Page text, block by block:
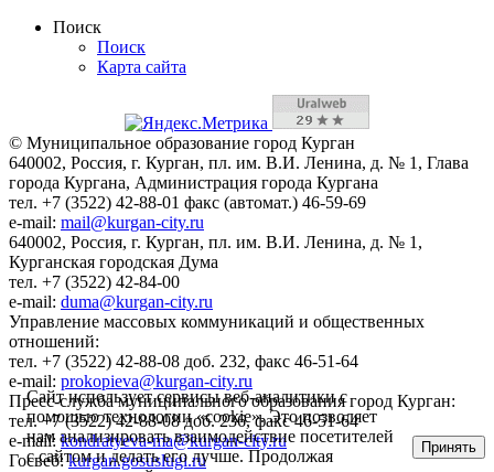
Поиск
Поиск
Карта сайта
© Муниципальное образование город Курган
640002, Россия, г. Курган, пл. им. В.И. Ленина, д. № 1, Глава
города Кургана, Администрация города Кургана
тел. +7 (3522) 42-88-01 факс (автомат.) 46-59-69
e-mail: mail@kurgan-city.ru
640002, Россия, г. Курган, пл. им. В.И. Ленина, д. № 1,
Курганская городская Дума
тел. +7 (3522) 42-84-00
e-mail: duma@kurgan-city.ru
Управление массовых коммуникаций и общественных
отношений:
тел. +7 (3522) 42-88-08 доб. 232, факс 46-51-64
e-mail: prokopieva@kurgan-city.ru
Пресс-служба муниципального образования город Курган:
тел. +7 (3522) 42-88-08 доб. 236, факс 46-51-64
e-mail:kondratyeva-ma@kurgan-city.ru
Госвеб:kurgan.gosuslugi.ru
Сайт использует сервисы веб-аналитики с
помощью технологии «cookie». Это позволяет
нам анализировать взаимодействие посетителей
с сайтом и делать его лучше. Продолжая
Принять